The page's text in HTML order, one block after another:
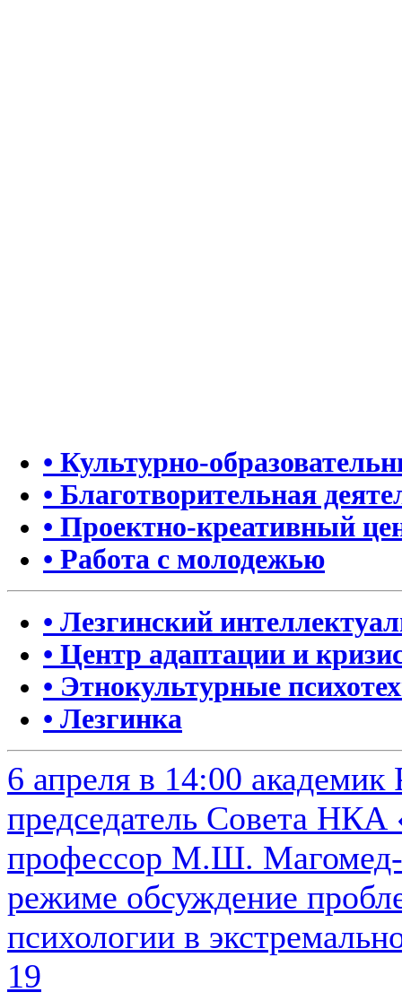
• Культурно-
• Благотворительная
• Проектно-креативный
• Работа с молодежью
• Лезгинский
• Центр адаптации и
• Этнокультурные
• Лезгинка
6 апреля в 14:00
председатель Совета
профессор М.Ш. Магомед-
режиме обсуждение
психологии в
19